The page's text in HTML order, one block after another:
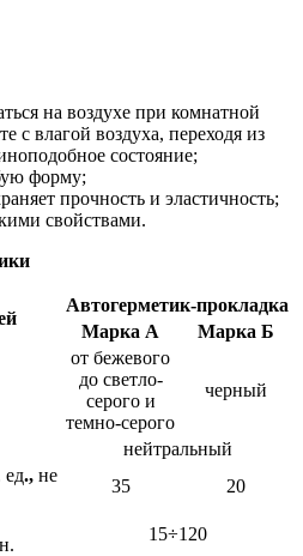
на воздухе при комнатной
с влагой воздуха, переходя из
состояние;
форму;
прочность и эластичность;
свойствами.
Автогерметик-прокладка
Марка А
Марка Б
от бежевого
до светло-
серого и
темно-серого
черный
нейтральный
ед., не
35
20
15÷120